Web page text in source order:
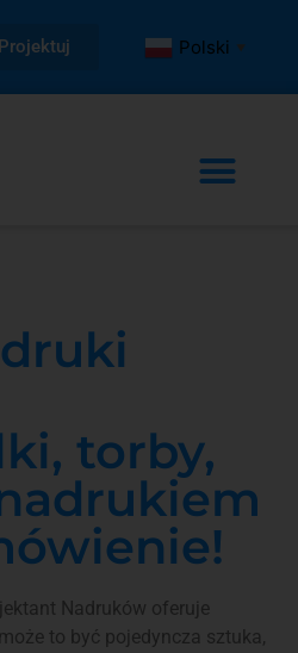
Polski ▼
torby,
Nadruków oferuje
to być pojedyncza sztuka,